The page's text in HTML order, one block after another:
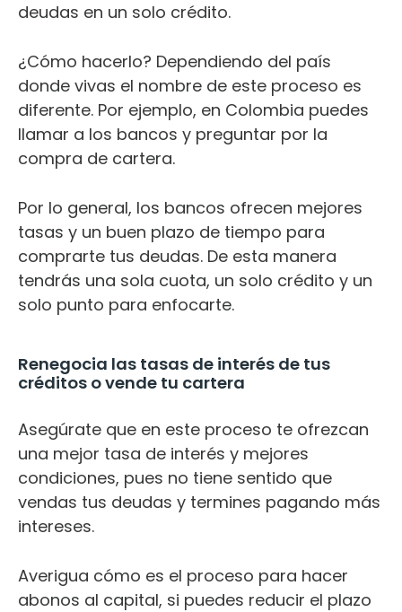
deudas en un solo crédito.
¿Cómo hacerlo? Dependiendo del país
donde vivas el nombre de este proceso es
diferente. Por ejemplo, en Colombia puedes
llamar a los bancos y preguntar por la
compra de cartera.
Por lo general, los bancos ofrecen mejores
tasas y un buen plazo de tiempo para
comprarte tus deudas. De esta manera
tendrás una sola cuota, un solo crédito y un
solo punto para enfocarte.
Renegocia las tasas de interés de tus
créditos o vende tu cartera
Asegúrate que en este proceso te ofrezcan
una mejor tasa de interés y mejores
condiciones, pues no tiene sentido que
vendas tus deudas y termines pagando más
intereses.
Averigua cómo es el proceso para hacer
abonos al capital, si puedes reducir el plazo